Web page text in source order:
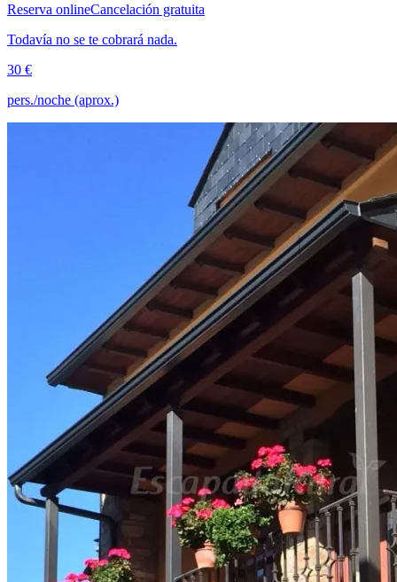
Reserva onlineCancelación gratuita
Todavía no se te cobrará nada.
30 €
pers./noche (aprox.)